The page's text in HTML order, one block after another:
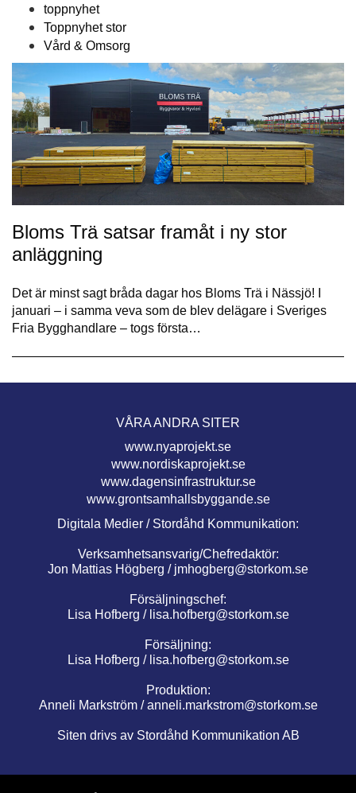
toppnyhet
Toppnyhet stor
Vård & Omsorg
Bloms Trä satsar framåt i ny stor
anläggning
Det är minst sagt bråda dagar hos Bloms Trä i Nässjö! I
januari – i samma veva som de blev delägare i Sveriges
Fria Bygghandlare – togs första…
VÅRA ANDRA SITER
www.nyaprojekt.se
www.nordiskaprojekt.se
www.dagensinfrastruktur.se
www.grontsamhallsbyggande.se
Digitala Medier / Stordåhd Kommunikation:
Verksamhetsansvarig/Chefredaktör:
Jon Mattias Högberg / jmhogberg@storkom.se
Försäljningschef:
Lisa Hofberg / lisa.hofberg@storkom.se
Försäljning:
Lisa Hofberg / lisa.hofberg@storkom.se
Produktion:
Anneli Markström /anneli.markstrom@storkom.se
Siten drivs av Stordåhd Kommunikation AB